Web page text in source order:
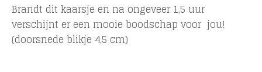
Brandt dit kaarsje en na ongeveer 1,5 uur
verschijnt er een mooie boodschap voor jou!
(doorsnede blikje 4,5 cm)